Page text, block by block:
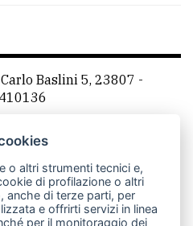
Baslini 5, 23807 -
CasateOnline
RSS
o altri strumenti tecnici e,
di profilazione o altri
anche di terze parti, per
e offrirti servizi in linea
per il monitoraggio dei